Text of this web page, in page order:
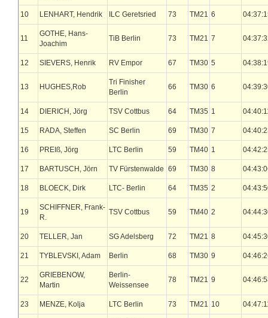
10 LENHART, Hendrik ILC Geretsried 73 TM21 6
11
GOTHE, Hans-
Joachim
TiB Berlin 73 TM21 7
12 SIEVERS, Henrik RV Empor 67 TM30 5
13 HUGHES,Rob
Tri Finisher
Berlin
66 TM30 6
14 DIERICH, Jörg TSV Cottbus 64 TM35 1
15 RADA, Steffen SC Berlin 69 TM30 7
16 PREIß, Jörg LTC Berlin 59 TM40 1
17 BARTUSCH, Jörn TV Fürstenwalde 69 TM30 8
18 BLOECK, Dirk LTC- Berlin 64 TM35 2
19
SCHIFFNER, Frank-
R.
TSV Cottbus 59 TM40 2
20 TELLER, Jan SG Adelsberg 72 TM21 8
21 TYBLEVSKI, Adam Berlin 68 TM30 9
22
GRIEBENOW,
Martin
Berlin-
Weissensee
78 TM21 9
23 MENZE, Kolja LTC Berlin 73 TM21 10